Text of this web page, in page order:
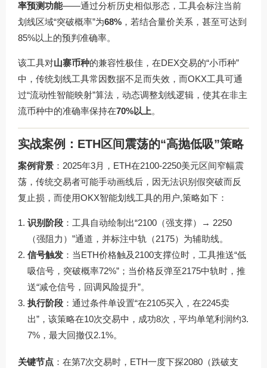
率预测功能——通过分析历史相似形态，工具会标注当前
划线区域“突破概率”为68% ，若结合量价关系，甚至可达到
85%以上的预判准确率。
该工具对山寨币种的兼容性极佳，在DEX交易的“小币种”
中，传统划线工具常因数据不足而失效，而OKX工具可通
过“流动性智能映射”算法，动态调整划线逻辑，使其在非主
流币种中的准确率保持在70%以上。
实战案例：ETH区间震荡的“高抛低吸”策略
案例背景 ：2025年3月，ETH在2100-2250美元区间窄幅震
荡，传统交易者可能手动画线后，因无法识别假突破而反
复止损，而使用OKX智能划线工具的用户,策略如下：
识别阶段 ：工具自动绘制出“2100（强支撑）→ 2250
（强阻力）”通道，并标注中轨（2175）为辅助线。
信号触发 ：当ETH价格触及2100支撑位时，工具推送“低
吸信号，突破概率72%”；当价格反弹至2175中轨时，推
送“减仓信号，回调风险提升”。
执行阶段 ：通过条件单设置“在2105买入，在2245卖
出”，该策略在10次交易中，成功8次，平均单笔利润约3.
7%，最大回撤仅2.1%。
关键节点 ：在第7次交易时，ETH一度下探2080（跌破支